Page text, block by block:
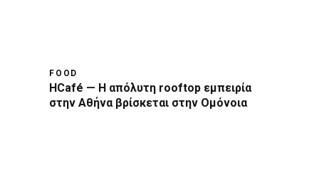
FOOD
HCafé — Η απόλυτη rooftop εμπειρία
στην Αθήνα βρίσκεται στην Ομόνοια